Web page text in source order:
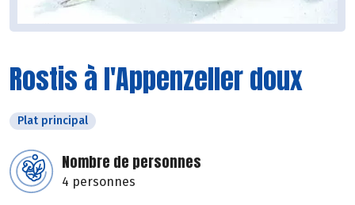
Rostis à l'Appenzeller doux
Plat principal
Nombre de personnes
4 personnes